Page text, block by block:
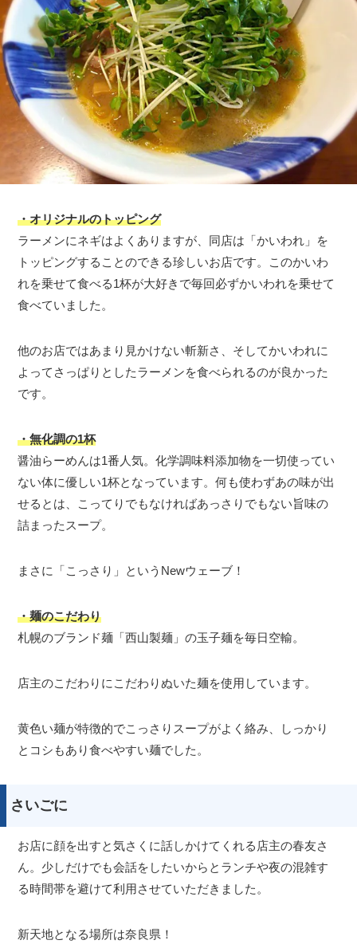
・オリジナルのトッピング
ラーメンにネギはよくありますが、同店は「かいわれ」を
トッピングすることのできる珍しいお店です。このかいわ
れを乗せて食べる1杯が大好きで毎回必ずかいわれを乗せて
食べていました。
他のお店ではあまり見かけない斬新さ、そしてかいわれに
よってさっぱりとしたラーメンを食べられるのが良かった
です。
・無化調の1杯
醤油らーめんは1番人気。化学調味料添加物を一切使ってい
ない体に優しい1杯となっています。何も使わずあの味が出
せるとは、こってりでもなければあっさりでもない旨味の
詰まったスープ。
まさに「こっさり」というNewウェーブ！
・麺のこだわり
札幌のブランド麺「西山製麺」の玉子麺を毎日空輸。
店主のこだわりにこだわりぬいた麺を使用しています。
黄色い麺が特徴的でこっさりスープがよく絡み、しっかり
とコシもあり食べやすい麺でした。
さいごに
お店に顔を出すと気さくに話しかけてくれる店主の春友さ
ん。少しだけでも会話をしたいからとランチや夜の混雑す
る時間帯を避けて利用させていただきました。
新天地となる場所は奈良県！